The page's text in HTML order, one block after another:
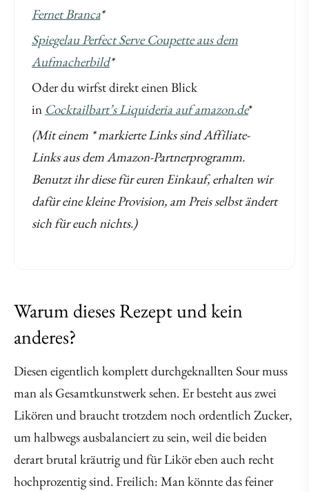
Fernet Branca*
Spiegelau Perfect Serve Coupette aus dem
Aufmacherbild*
Oder du wirfst direkt einen Blick
in Cocktailbart’s Liquideria auf amazon.de*
(Mit einem * markierte Links sind Affiliate-
Links aus dem Amazon-Partnerprogramm.
Benutzt ihr diese für euren Einkauf, erhalten wir
dafür eine kleine Provision, am Preis selbst ändert
sich für euch nichts.)
Warum dieses Rezept und kein
anderes?
Diesen eigentlich komplett durchgeknallten Sour muss
man als Gesamtkunstwerk sehen. Er besteht aus zwei
Likören und braucht trotzdem noch ordentlich Zucker,
um halbwegs ausbalanciert zu sein, weil die beiden
derart brutal kräutrig und für Likör eben auch recht
hochprozentig sind. Freilich: Man könnte das feiner